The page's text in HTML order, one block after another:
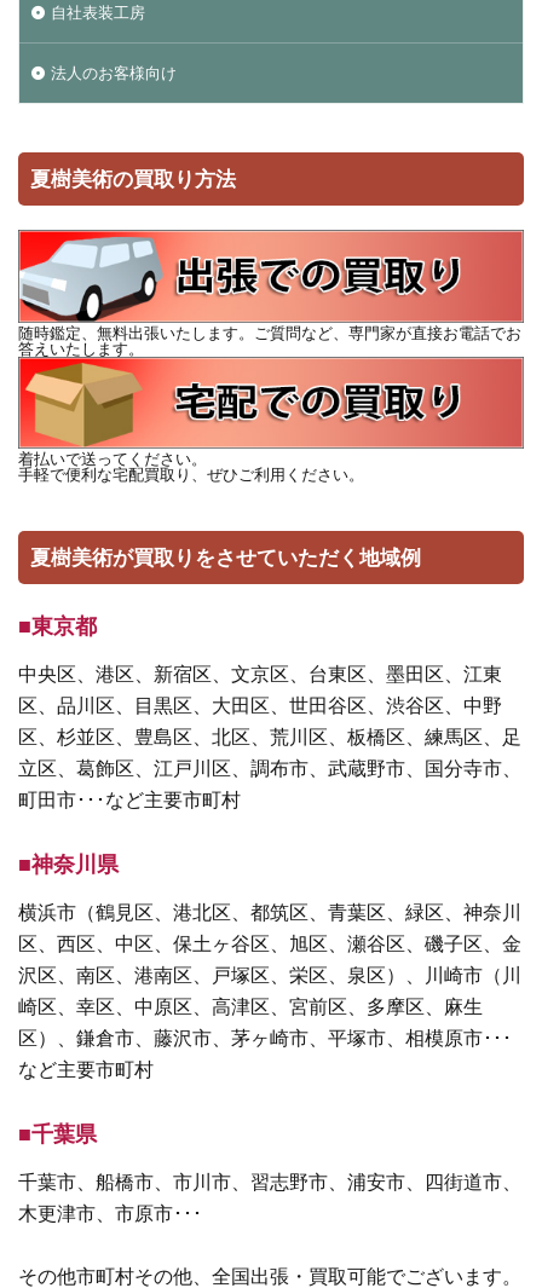
自社表装工房
法人のお客様向け
夏樹美術の買取り方法
随時鑑定、無料出張いたします。ご質問など、専門家が直接お電話でお
答えいたします。
着払いで送ってください。
手軽で便利な宅配買取り、ぜひご利用ください。
夏樹美術が買取りをさせていただく地域例
■東京都
中央区、港区、新宿区、文京区、台東区、墨田区、江東
区、品川区、目黒区、大田区、世田谷区、渋谷区、中野
区、杉並区、豊島区、北区、荒川区、板橋区、練馬区、足
立区、葛飾区、江戸川区、調布市、武蔵野市、国分寺市、
町田市･･･など主要市町村
■神奈川県
横浜市（鶴見区、港北区、都筑区、青葉区、緑区、神奈川
区、西区、中区、保土ヶ谷区、旭区、瀬谷区、磯子区、金
沢区、南区、港南区、戸塚区、栄区、泉区）、川崎市（川
崎区、幸区、中原区、高津区、宮前区、多摩区、麻生
区）、鎌倉市、藤沢市、茅ヶ崎市、平塚市、相模原市･･･
など主要市町村
■千葉県
千葉市、船橋市、市川市、習志野市、浦安市、四街道市、
木更津市、市原市･･･
その他市町村その他、全国出張・買取可能でございます。